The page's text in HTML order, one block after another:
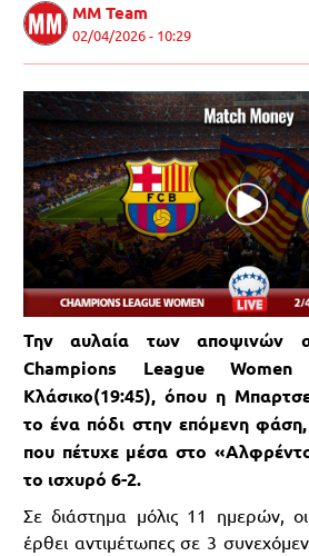
MM Team
02/04/2026 - 10:29
Την αυλαία των αποψινών
Champions League
Κλάσικο(19:45), όπου η
το ένα πόδι στην επόμενη φάση,
που πέτυχε μέσα στο
το ισχυρό 6-2.
Σε διάστημα μόλις 11 ημερών,
έρθει αντιμέτωπες σε 3